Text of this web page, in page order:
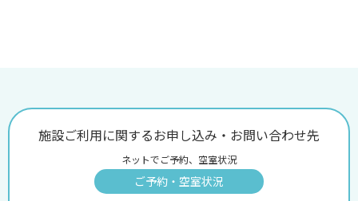
施設ご利用に関するお申し込み・お問い合わせ先
ネットでご予約、空室状況
ご予約・空室状況